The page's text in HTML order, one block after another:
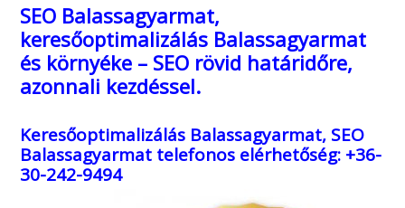
SEO Balassagyarmat,
keresőoptimalizálás Balassagyarmat
és környéke – SEO rövid határidőre,
azonnali kezdéssel.
Keresőoptimalizálás Balassagyarmat, SEO
Balassagyarmat telefonos elérhetőség: +36-
30-242-9494